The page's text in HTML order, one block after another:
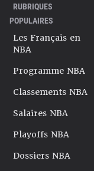
RUBRIQUES
POPULAIRES
Les Français en
NBA
Programme NBA
Classements NBA
Salaires NBA
Playoffs NBA
Dossiers NBA